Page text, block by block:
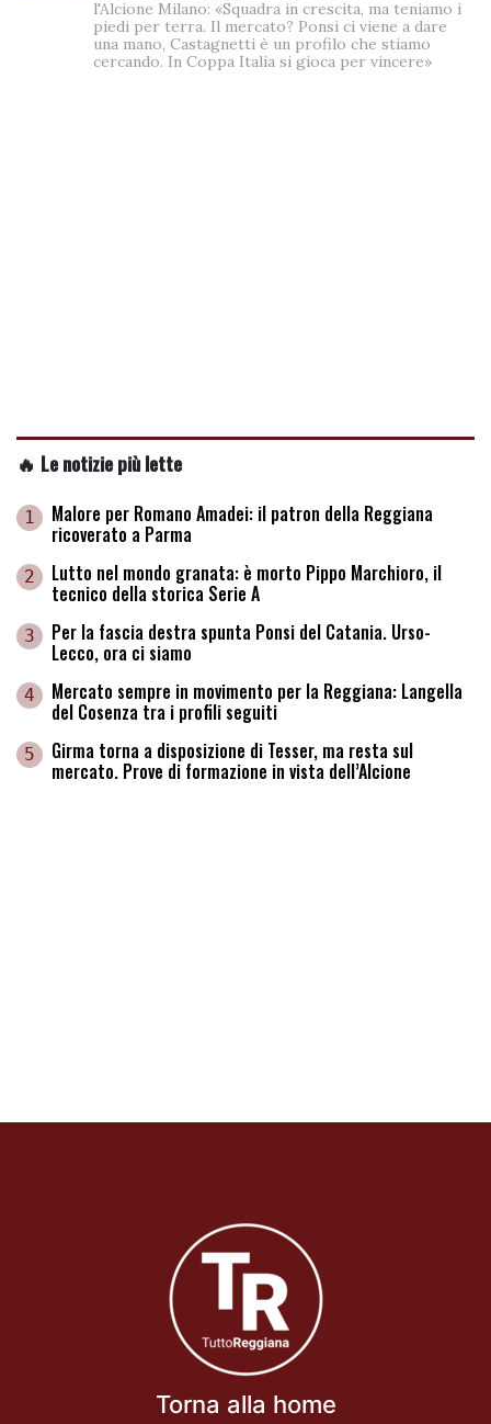
l'Alcione Milano: «Squadra in crescita, ma teniamo i
piedi per terra. Il mercato? Ponsi ci viene a dare
una mano, Castagnetti è un profilo che stiamo
cercando. In Coppa Italia si gioca per vincere»
🔥 Le notizie più lette
1 Malore per Romano Amadei: il patron della Reggiana
ricoverato a Parma
2 Lutto nel mondo granata: è morto Pippo Marchioro, il
tecnico della storica Serie A
3 Per la fascia destra spunta Ponsi del Catania. Urso-
Lecco, ora ci siamo
4 Mercato sempre in movimento per la Reggiana: Langella
del Cosenza tra i profili seguiti
5 Girma torna a disposizione di Tesser, ma resta sul
mercato. Prove di formazione in vista dell’Alcione
Torna alla home